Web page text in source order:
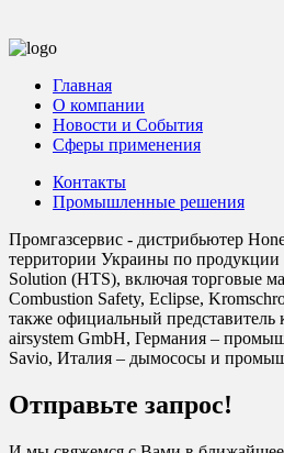
Главная
О компании
Новости и События
Сферы применения
Контакты
Промышленные решения
Промгазсервис - дистрибьютер
территории Украины по продукции
Solution (HTS), включая торговые
Combustion Safety, Eclipse,
также официальный
airsystem GmbH, Германия –
Savio, Италия – дымососы и
Отправьте запрос!